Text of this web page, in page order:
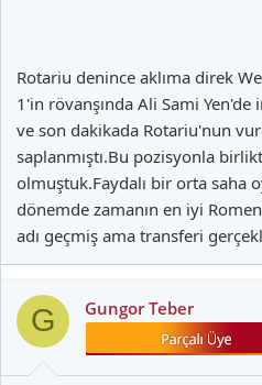
Rotariu denince aklıma direk
1'in rövanşında Ali Sami Yen'de
ve son dakikada Rotariu'nun
saplanmıştı.Bu pozisyonla
olmuştuk.Faydalı bir orta saha
dönemde zamanın en iyi
adı geçmiş ama transferi
G Gungor Teber